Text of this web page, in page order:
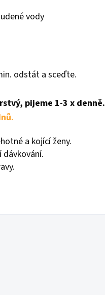
vody
odstát a sceďte.
pijeme 1-3 x denně.
a kojící ženy.
dávkování.